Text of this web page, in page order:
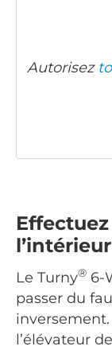
Autorisez
l’intérieur
Le Turny® 6-
passer du
l’élévateur